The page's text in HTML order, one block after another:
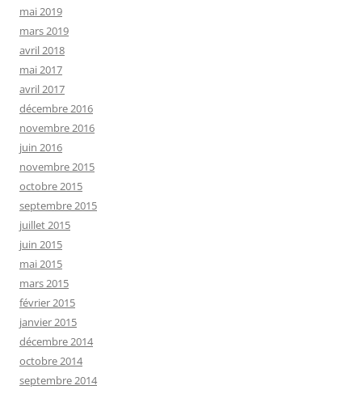
mai 2019
mars 2019
avril 2018
mai 2017
avril 2017
décembre 2016
novembre 2016
juin 2016
novembre 2015
octobre 2015
septembre 2015
juillet 2015
juin 2015
mai 2015
mars 2015
février 2015
janvier 2015
décembre 2014
octobre 2014
septembre 2014